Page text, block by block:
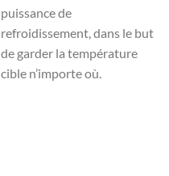
puissance de
refroidissement, dans le but
de garder la température
cible n’importe où.